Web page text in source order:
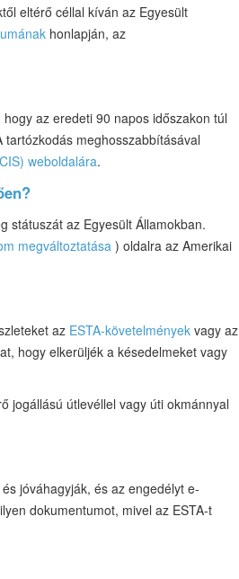
eltérő céllal kíván az Egyesült
honlapján, az
az eredeti 90 napos időszakon túl
meghosszabbításával
weboldalára.
státuszát az Egyesült Államokban.
megváltoztatása ) oldalra az Amerikai
az ESTA-követelmények vagy az
hogy elkerüljék a késedelmeket vagy
jogállású útlevéllel vagy úti okmánnyal
jóváhagyják, és az engedélyt e-
dokumentumot, mivel az ESTA-t